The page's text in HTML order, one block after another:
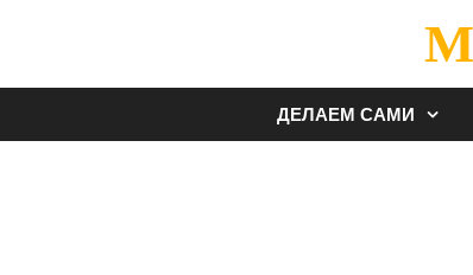
ДЕЛАЕМ САМИ